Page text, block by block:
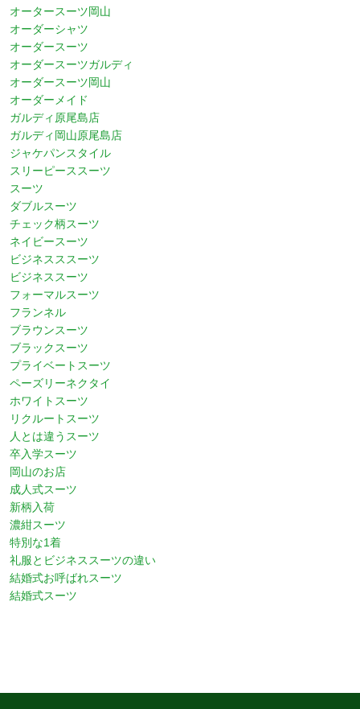
オータースーツ岡山
オーダーシャツ
オーダースーツ
オーダースーツガルディ
オーダースーツ岡山
オーダーメイド
ガルディ原尾島店
ガルディ岡山原尾島店
ジャケパンスタイル
スリーピーススーツ
スーツ
ダブルスーツ
チェック柄スーツ
ネイビースーツ
ビジネスススーツ
ビジネススーツ
フォーマルスーツ
フランネル
ブラウンスーツ
ブラックスーツ
プライベートスーツ
ペーズリーネクタイ
ホワイトスーツ
リクルートスーツ
人とは違うスーツ
卒入学スーツ
岡山のお店
成人式スーツ
新柄入荷
濃紺スーツ
特別な1着
礼服とビジネススーツの違い
結婚式お呼ばれスーツ
結婚式スーツ